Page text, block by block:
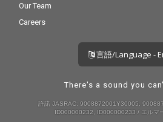
Our Team
Careers
言語/Language -
There's a sound you
許諾 JASRAC: 9008872001Y30005,
ID000000232, ID000000233 / エルマ